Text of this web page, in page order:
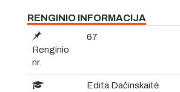
RENGINIO INFORMACIJA
Renginio
nr.
67
Edita Dačinskaitė